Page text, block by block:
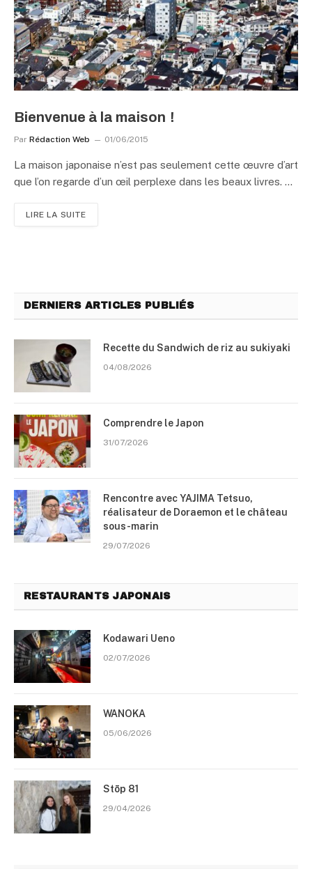
Bienvenue à la maison !
Par Rédaction Web 01/06/2015
La maison japonaise n’est pas seulement cette œuvre d’art
que l’on regarde d’un œil perplexe dans les beaux livres. …
LIRE LA SUITE
DERNIERS ARTICLES PUBLIÉS
Recette du Sandwich de riz au sukiyaki
04/08/2026
Comprendre le Japon
31/07/2026
Rencontre avec YAJIMA Tetsuo,
réalisateur de Doraemon et le château
sous-marin
29/07/2026
RESTAURANTS JAPONAIS
Kodawari Ueno
02/07/2026
WANOKA
05/06/2026
Stōp 81
29/04/2026